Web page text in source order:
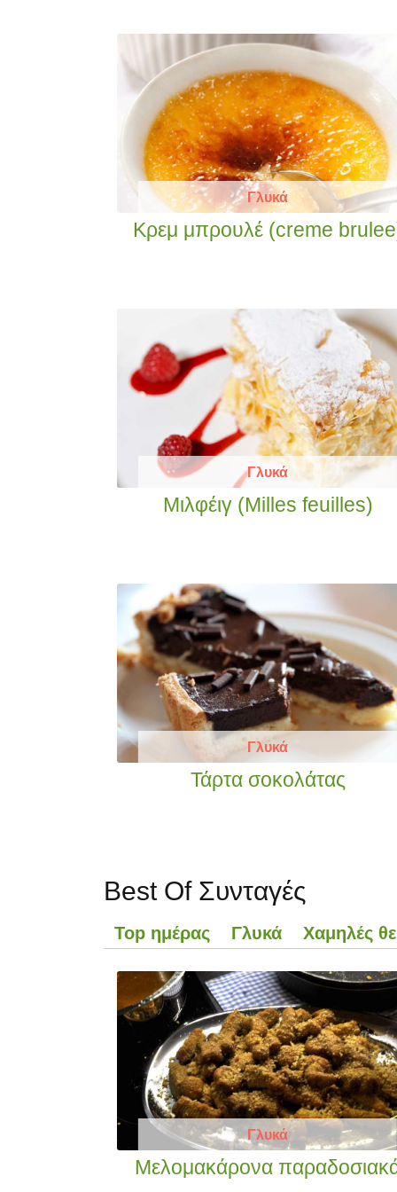
Γλυκά
Κρεμ μπρουλέ (creme
Γλυκά
Μιλφέιγ (Milles feuilles)
Γλυκά
Τάρτα σοκολάτας
Best Of Συνταγές
Top ημέρας Γλυκά Χαμηλές
Γλυκά
Μελομακάρονα